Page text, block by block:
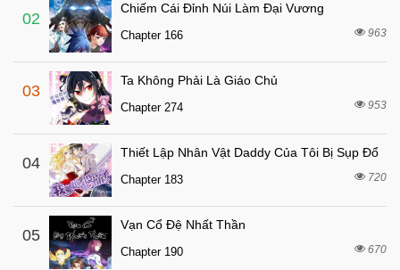
Chapter 21 4 tuần trước
Chapter 20
Chapter 19
Chapter 18
Chapter 17 4 tuần trước
Chapter 16 4 tuần trước
Chapter 15
Chapter 14 4 tuần trước
Chapter 13
02
Chiếm Cái Đỉnh Núi Làm Đại Vương
Chapter 166 963
03
Ta Không Phải Là Giáo Chủ
Chapter 274 953
04
Thiết Lập Nhân Vật Daddy Của Tôi Bị Sụp Đổ
Chapter 183 720
05
Vạn Cổ Đệ Nhất Thần
Chapter 190 670